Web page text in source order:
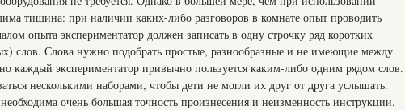
тишина: при наличии каких-либо разговоров в комнате опыт проводить
опыта экспериментатор должен записать в одну строчку ряд коротких
слов. Слова нужно подобрать простые, разнообразные и не имеющие между
каждый экспериментатор привычно пользуется каким-либо одним рядом слов.
несколькими наборами, чтобы дети не могли их друг от друга услышать.
очень большая точность произнесения и неизменность инструкции.